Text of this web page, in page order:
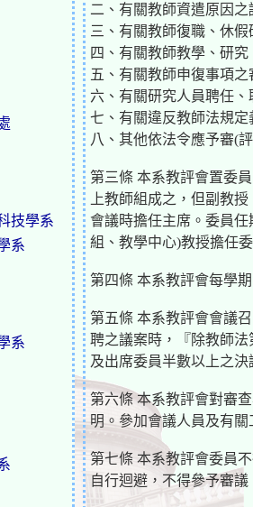
技學系
系
系
二、有關教師資遣原因之
三、有關教師復職、休
四、有關教師教學、研
五、有關教師申復事項之
六、有關研究人員聘任
七、有關違反教師法規定
八、其他依法令應予審(
第三條 本系教評會置委
上教師組成之，但副教
會議時擔任主席。委員
組、教學中心)教授擔任
第四條 本系教評會每學
第五條 本系教評會會議
聘之議案時，『除教師
及出席委員半數以上之
第六條 本系教評會對審
明。參加會議人員及有
第七條 本系教評會委員
自行迴避，不得參予審議